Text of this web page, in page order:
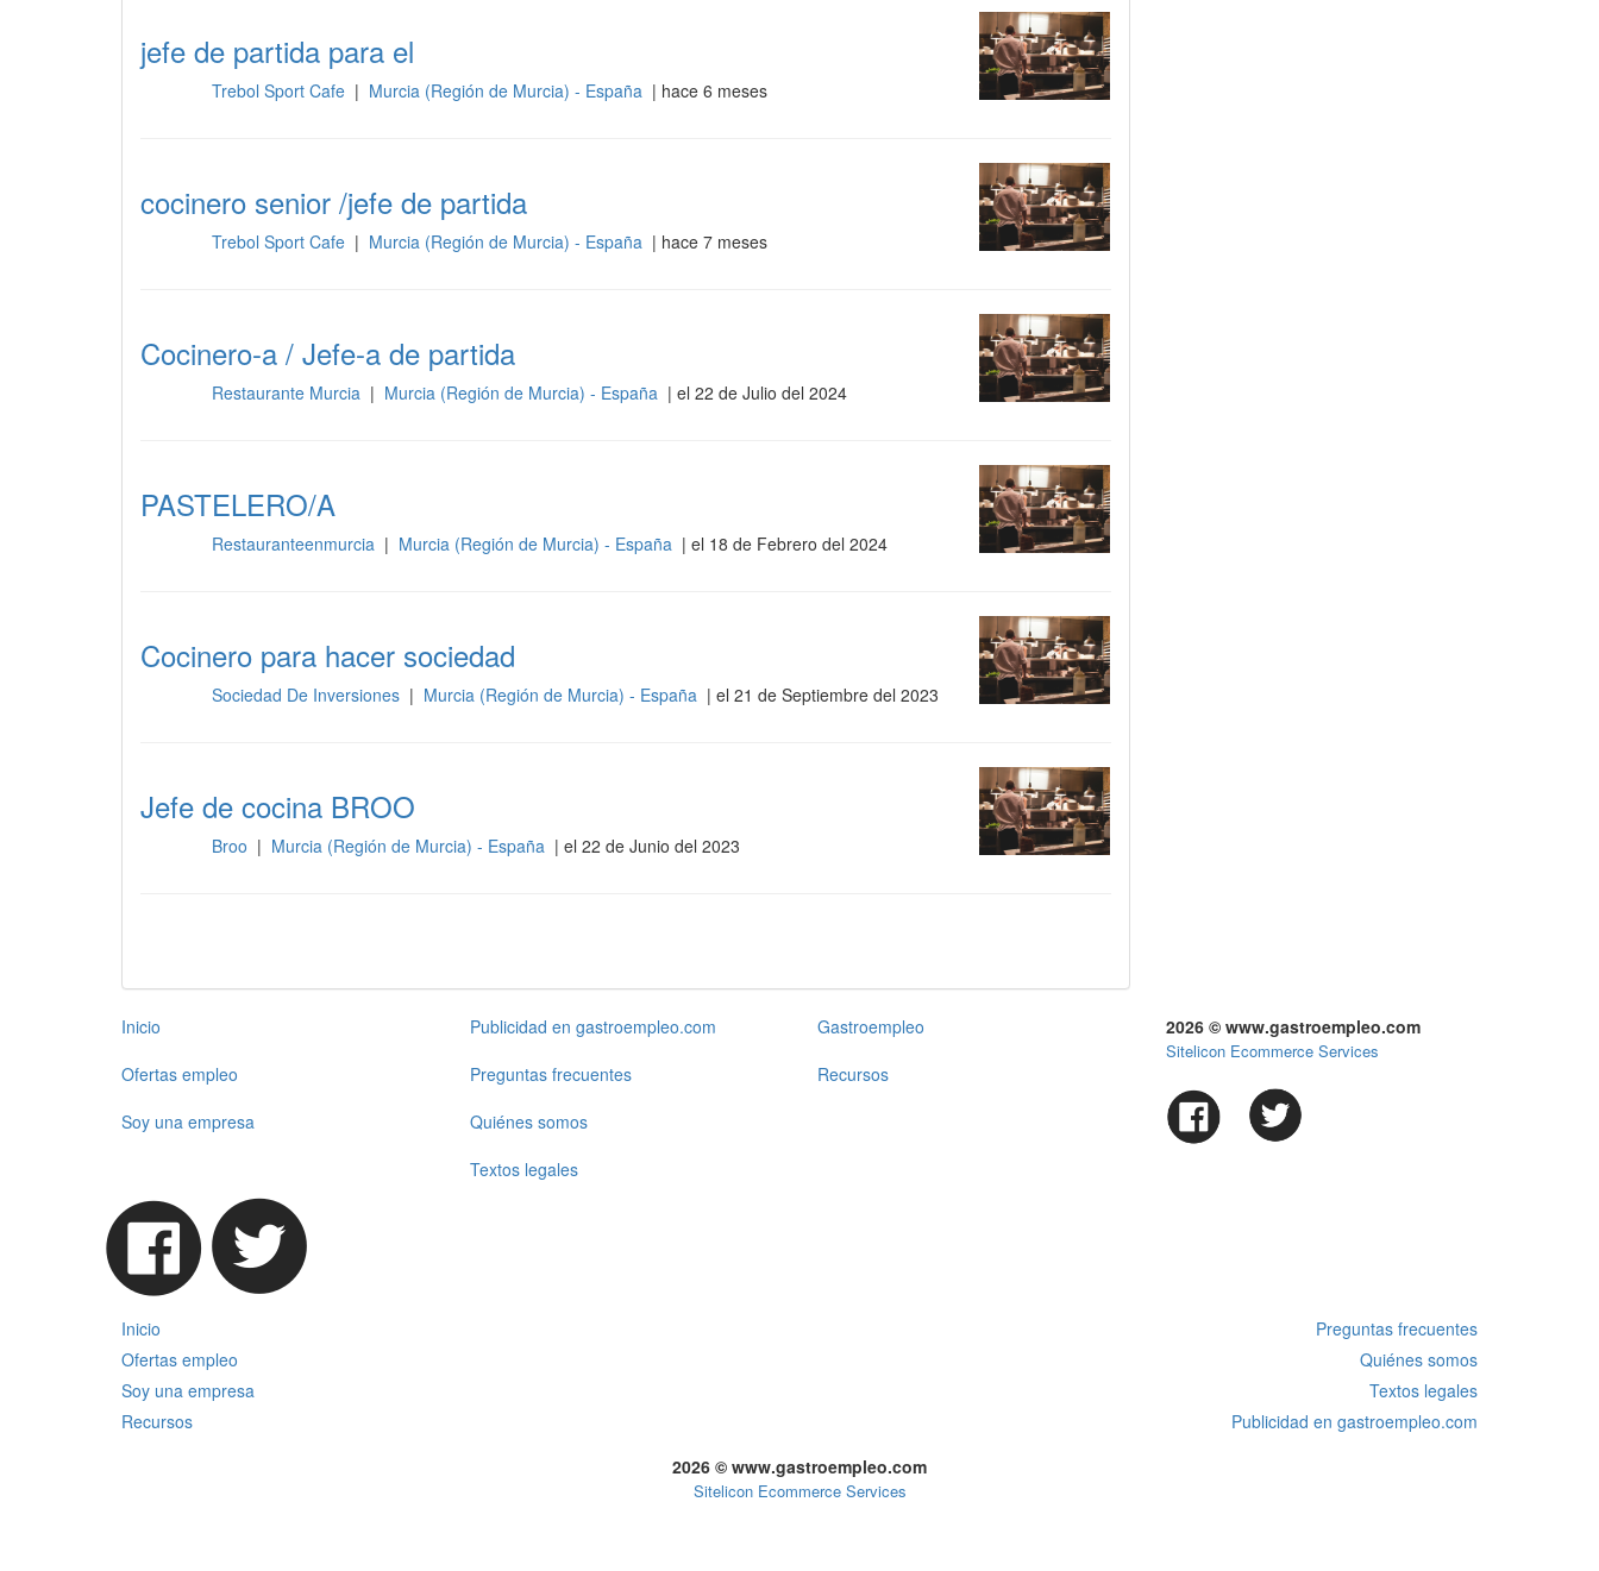
jefe de partida para el
Trebol Sport Cafe | Murcia (Región de Murcia) - España | hace 6 meses
cocinero senior /jefe de partida
Trebol Sport Cafe | Murcia (Región de Murcia) - España | hace 7 meses
Cocinero-a / Jefe-a de partida
Restaurante Murcia | Murcia (Región de Murcia) - España | el 22 de Julio del 2024
PASTELERO/A
Restauranteenmurcia | Murcia (Región de Murcia) - España | el 18 de Febrero del 2024
Cocinero para hacer sociedad
Sociedad De Inversiones | Murcia (Región de Murcia) - España | el 21 de Septiembre del 2023
Jefe de cocina BROO
Broo | Murcia (Región de Murcia) - España | el 22 de Junio del 2023
Inicio
Ofertas empleo
Soy una empresa
Publicidad en gastroempleo.com
Preguntas frecuentes
Quiénes somos
Textos legales
Gastroempleo
Recursos
2026 © www.gastroempleo.com
Sitelicon Ecommerce Services
Inicio
Preguntas frecuentes
Ofertas empleo
Quiénes somos
Soy una empresa
Textos legales
Recursos
Publicidad en gastroempleo.com
2026 © www.gastroempleo.com
Sitelicon Ecommerce Services